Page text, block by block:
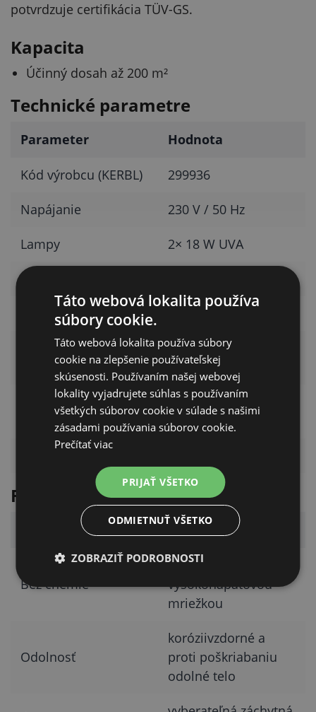
potvrdzuje certifikácia TÜV-GS.
Kapacita
Účinný dosah až 200 m²
Technické parametre
Parameter Hodnota
Kód výrobcu (KERBL) 299936
Napájanie 230 V / 50 Hz
Lampy 2× 18 W UVA
Napätie mriežky
Účinný dosah až 200 m²
IPX4 – ochrana proti
striekajúcej vode
Materiál tela
nehrdzavejúca oceľ,
matné vyhotovenie
Funkcie
Dostupnosť
Bez chémie
likvidácia hmyzu
vysokonapäťovou
mriežkou
Odolnosť
koróziivzdorné a
proti poškriabaniu
odolné telo
Táto webová lokalita používa
súbory cookie.
Táto webová lokalita používa súbory
cookie na zlepšenie používateľskej
skúsenosti. Používaním našej webovej
lokality vyjadrujete súhlas s používaním
všetkých súborov cookie v súlade s našimi
zásadami používania súborov cookie.
Prečítať viac
PRIJAŤ VŠETKO
ODMIETNUŤ VŠETKO
ZOBRAZIŤ PODROBNOSTI